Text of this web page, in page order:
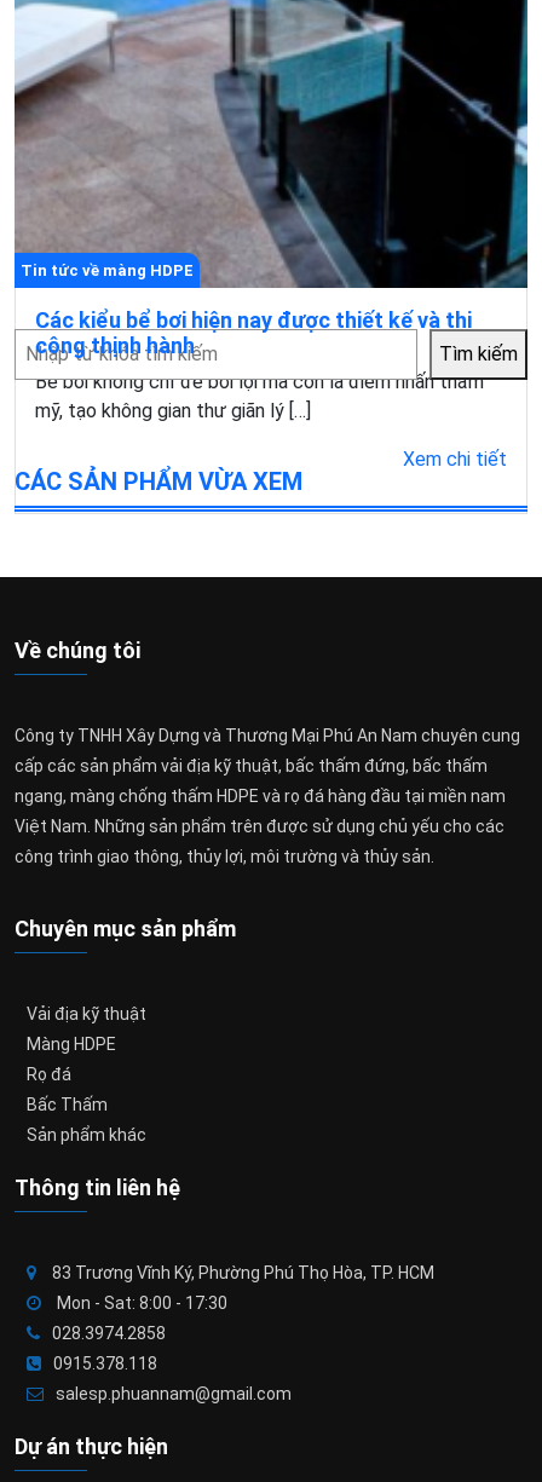
Tin tức về màng HDPE
Các kiểu bể bơi hiện nay được thiết kế và thi
công thịnh hành
Bể bơi không chỉ để bơi lội mà còn là điểm nhấn thẩm
mỹ, tạo không gian thư giãn lý […]
Xem chi tiết
Tìm
Tìm kiếm
CÁC SẢN PHẨM VỪA XEM
Về chúng tôi
Công ty TNHH Xây Dựng và Thương Mại Phú An Nam chuyên cung
cấp các sản phẩm vải địa kỹ thuật, bấc thấm đứng, bấc thấm
ngang, màng chống thấm HDPE và rọ đá hàng đầu tại miền nam
Việt Nam. Những sản phẩm trên được sử dụng chủ yếu cho các
công trình giao thông, thủy lợi, môi trường và thủy sản.
Chuyên mục sản phẩm
Vải địa kỹ thuật
Màng HDPE
Rọ đá
Bấc Thấm
Sản phẩm khác
Thông tin liên hệ
83 Trương Vĩnh Ký, Phường Phú Thọ Hòa, TP. HCM
Mon - Sat: 8:00 - 17:30
028.3974.2858
0915.378.118
salesp.phuannam@gmail.com
Dự án thực hiện